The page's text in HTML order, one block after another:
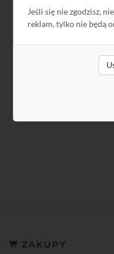
Jeśli się nie zgodzisz,
reklam, tylko nie będą
ZAKUPY